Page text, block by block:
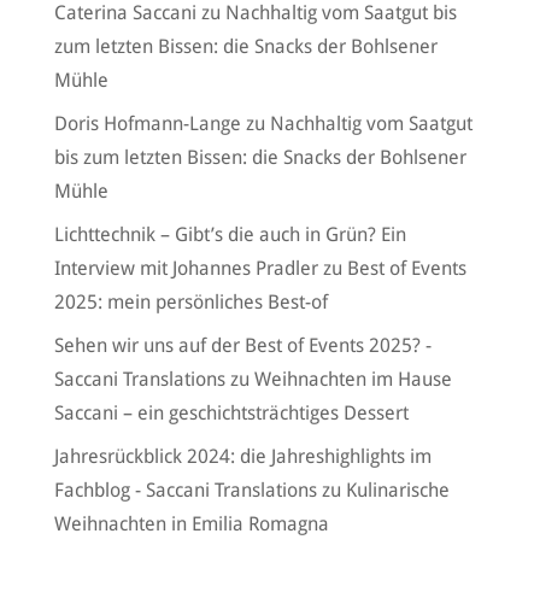
Caterina Saccani zu Nachhaltig vom Saatgut bis
zum letzten Bissen: die Snacks der Bohlsener
Mühle
Doris Hofmann-Lange zu Nachhaltig vom Saatgut
bis zum letzten Bissen: die Snacks der Bohlsener
Mühle
Lichttechnik – Gibt’s die auch in Grün? Ein
Interview mit Johannes Pradlerzu Best of Events
2025: mein persönliches Best-of
Sehen wir uns auf der Best of Events 2025? -
Saccani Translationszu Weihnachten im Hause
Saccani – ein geschichtsträchtiges Dessert
Jahresrückblick 2024: die Jahreshighlights im
Fachblog - Saccani Translationszu Kulinarische
Weihnachten in Emilia Romagna